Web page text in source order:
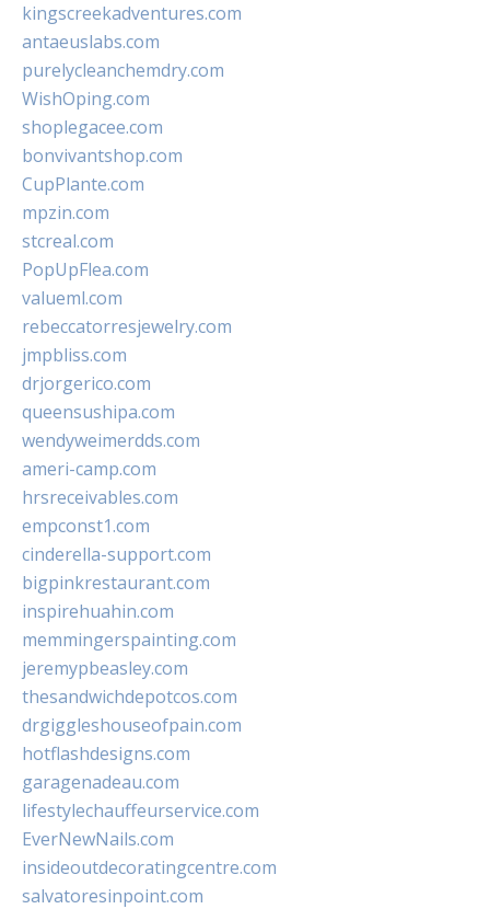
kingscreekadventures.com
antaeuslabs.com
purelycleanchemdry.com
WishOping.com
shoplegacee.com
bonvivantshop.com
CupPlante.com
mpzin.com
stcreal.com
PopUpFlea.com
valueml.com
rebeccatorresjewelry.com
jmpbliss.com
drjorgerico.com
queensushipa.com
wendyweimerdds.com
ameri-camp.com
hrsreceivables.com
empconst1.com
cinderella-support.com
bigpinkrestaurant.com
inspirehuahin.com
memmingerspainting.com
jeremypbeasley.com
thesandwichdepotcos.com
drgiggleshouseofpain.com
hotflashdesigns.com
garagenadeau.com
lifestylechauffeurservice.com
EverNewNails.com
insideoutdecoratingcentre.com
salvatoresinpoint.com